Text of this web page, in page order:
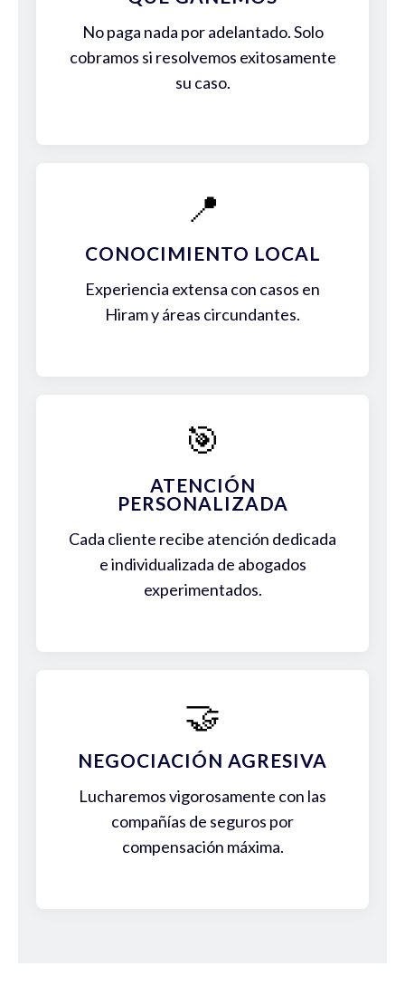
No paga nada por adelantado. Solo
cobramos si resolvemos exitosamente
su caso.
📍
CONOCIMIENTO LOCAL
Experiencia extensa con casos en
Hiram y áreas circundantes.
🎯
ATENCIÓN
PERSONALIZADA
Cada cliente recibe atención dedicada
e individualizada de abogados
experimentados.
🤝
NEGOCIACIÓN AGRESIVA
Lucharemos vigorosamente con las
compañías de seguros por
compensación máxima.